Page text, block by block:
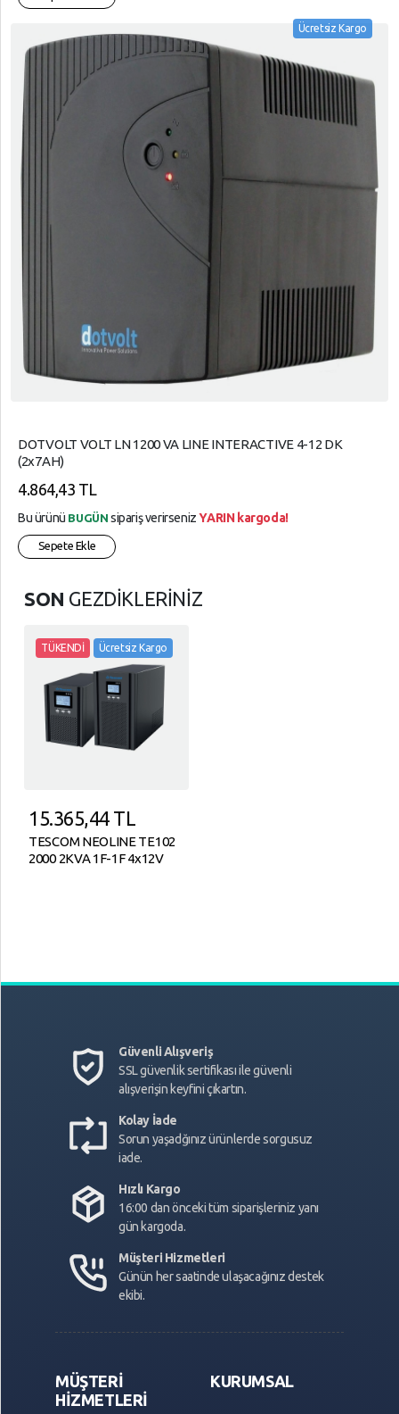
Ücretsiz Kargo
DOTVOLT VOLT LN 1200 VA LINE INTERACTIVE 4-12 DK
(2x7AH)
4.864,43 TL
Bu ürünü BUGÜN sipariş verirsenizYARIN kargoda!
Sepete Ekle
SON GEZDİKLERİNİZ
TÜKENDİ Ücretsiz Kargo
15.365,44TL
TESCOM NEOLINE TE102
2000 2KVA 1F-1F 4x12V
Güvenli Alışveriş
SSL güvenlik sertifikası ile güvenli
alışverişin keyfini çıkartın.
Kolay İade
Sorun yaşadğınız ürünlerde sorgusuz
iade.
Hızlı Kargo
16:00 dan önceki tüm siparişleriniz yanı
gün kargoda.
Müşteri Hizmetleri
Günün her saatinde ulaşacağınız destek
ekibi.
MÜŞTERİ
HİZMETLERİ
KURUMSAL